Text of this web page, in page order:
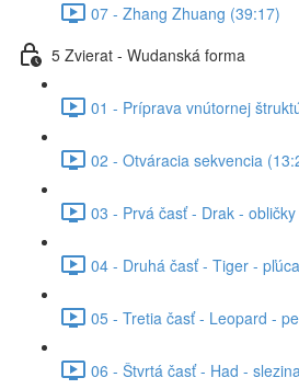
07 - Zhang Zhuang (39:17)
5 Zvierat - Wudanská forma
01 - Príprava vnútornej
02 - Otváracia sekvencia
03 - Prvá časť - Drak -
04 - Druhá časť - Tiger -
05 - Tretia časť - Leopard -
06 - Štvrtá časť - Had -